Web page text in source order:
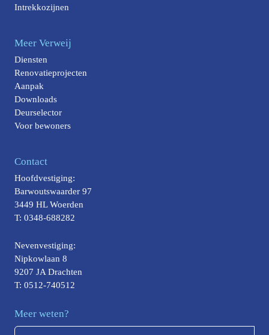
Intrekkozijnen
Meer Verweij
Diensten
Renovatieprojecten
Aanpak
Downloads
Deurselector
Voor bewoners
Contact
Hoofdvestiging:
Barwoutswaarder 97
3449 HL Woerden
T: 0348-688282
Nevenvestiging:
Nipkowlaan 8
9207 JA Drachten
T: 0512-740512
Meer weten?